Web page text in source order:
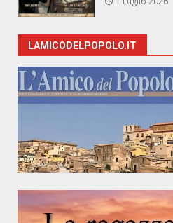
LAMICODELPOPOLO.IT